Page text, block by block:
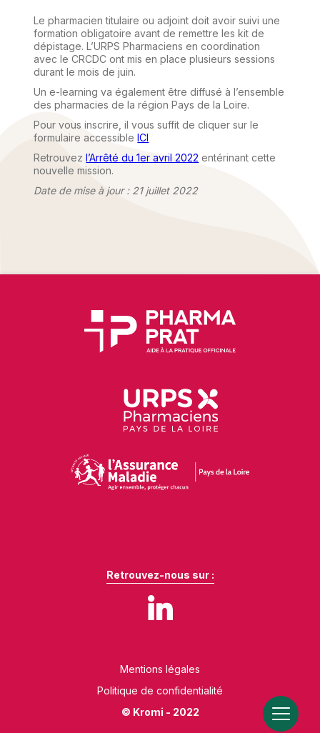
Le pharmacien titulaire ou adjoint doit avoir suivi une
formation obligatoire avant de remettre les kit de
dépistage. L’URPS Pharmaciens en coordination
avec le CRCDC ont mis en place plusieurs sessions
durant le mois de juin.
Un e-learning va également être diffusé à l’ensemble
des pharmacies de la région Pays de la Loire.
Pour vous inscrire, il vous suffit de cliquer sur le
formulaire accessibleICI
Retrouvezl’Arrêté du 1er avril 2022 entérinant cette
nouvelle mission.
Date de mise à jour : 21 juillet 2022
Retrouvez-nous sur :
Mentions légales
© Kromi - 2022
Politique de confidentialité